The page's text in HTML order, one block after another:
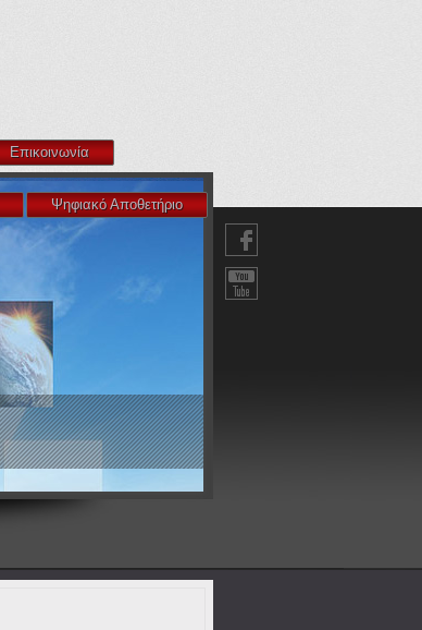
Επικοινωνία
Ψηφιακό Αποθετήριο